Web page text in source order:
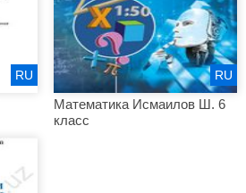
RU
Математика Исмаилов Ш. 6
класс
RU